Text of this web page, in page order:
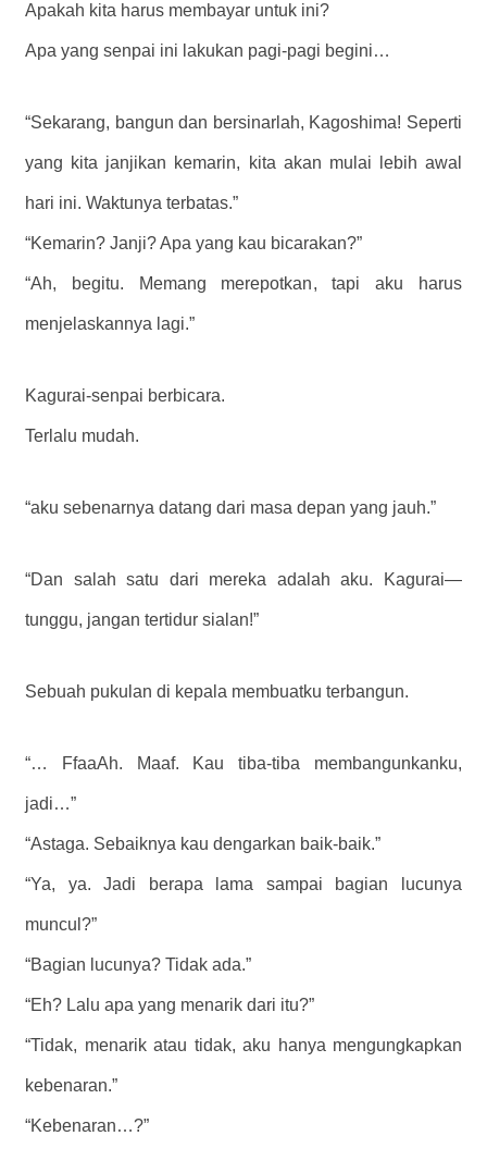
Apakah kita harus membayar untuk ini?
Apa yang senpai ini lakukan pagi-pagi begini…
“Sekarang, bangun dan bersinarlah, Kagoshima! Seperti
yang kita janjikan kemarin, kita akan mulai lebih awal
hari ini. Waktunya terbatas.”
“Kemarin? Janji? Apa yang kau bicarakan?”
“Ah, begitu. Memang merepotkan, tapi aku harus
menjelaskannya lagi.”
Kagurai-senpai berbicara.
Terlalu mudah.
“aku sebenarnya datang dari masa depan yang jauh.”
“Dan salah satu dari mereka adalah aku. Kagurai—
tunggu, jangan tertidur sialan!”
Sebuah pukulan di kepala membuatku terbangun.
“… FfaaAh. Maaf. Kau tiba-tiba membangunkanku,
jadi…”
“Astaga. Sebaiknya kau dengarkan baik-baik.”
“Ya, ya. Jadi berapa lama sampai bagian lucunya
muncul?”
“Bagian lucunya? Tidak ada.”
“Eh? Lalu apa yang menarik dari itu?”
“Tidak, menarik atau tidak, aku hanya mengungkapkan
kebenaran.”
“Kebenaran…?”